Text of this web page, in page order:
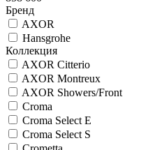
Бренд
AXOR
Hansgrohe
Коллекция
AXOR Citterio
AXOR Montreux
AXOR Showers/Front
Croma
Croma Select E
Croma Select S